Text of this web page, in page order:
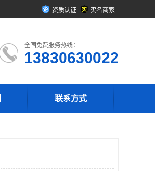
资质认证 实名商家
全国免费服务热线：
13830630022
联系方式